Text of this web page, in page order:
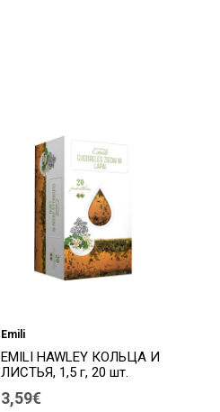
Emili
EMILI HAWLEY КОЛЬЦА И
ЛИСТЬЯ, 1,5 г, 20 шт.
3,59€